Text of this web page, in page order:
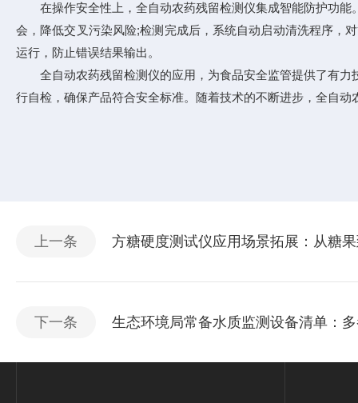
在操作安全性上，全自动农药残留检测仪集成智能防护功能
会，降低交叉污染风险;检测完成后，系统自动启动清洗程序，
运行，防止错误结果输出。
全自动农药残留检测仪的应用，为食品安全监管提供了有力
行自检，确保产品符合安全标准。随着技术的不断进步，全自
上一条 方糖硬度测试仪应用场景拓展：从糖
下一条 生态环境局常备水质监测设备清单：